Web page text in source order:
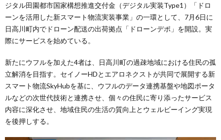
ジタル田園都市国家構想推進交付金（デジタル実装Type1）「ドロ
ーンを活用した新スマート物流実装事業」の一環として、7月6日に
日高川町内でドローン配送の出荷拠点「ドローンデポ」を開設。実
際にサービスを始めている。
新たにウフルを加えた4者は、日高川町の過疎地域における住民の孤
立解消を目指す。セイノーHDとエアロネクストが共同で展開する新
スマート物流SkyHubを基に、ウフルのデータ連携基盤や地図ポータ
ルなどの次世代技術と連携させ、個々の住民に寄り添ったサービス
内容に深化させ、地域住民の生活の質向上とウェルビーイング実現
を後押しする。